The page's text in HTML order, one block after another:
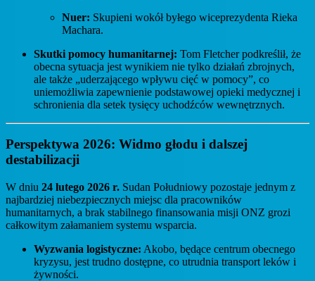
Nuer: Skupieni wokół byłego wiceprezydenta Rieka
Machara.
Skutki pomocy humanitarnej: Tom Fletcher podkreślił, że
obecna sytuacja jest wynikiem nie tylko działań zbrojnych,
ale także „uderzającego wpływu cięć w pomocy”, co
uniemożliwia zapewnienie podstawowej opieki medycznej i
schronienia dla setek tysięcy uchodźców wewnętrznych.
Perspektywa 2026: Widmo głodu i dalszej
destabilizacji
W dniu 24 lutego 2026 r. Sudan Południowy pozostaje jednym z
najbardziej niebezpiecznych miejsc dla pracowników
humanitarnych, a brak stabilnego finansowania misji ONZ grozi
całkowitym załamaniem systemu wsparcia.
Wyzwania logistyczne: Akobo, będące centrum obecnego
kryzysu, jest trudno dostępne, co utrudnia transport leków i
żywności.